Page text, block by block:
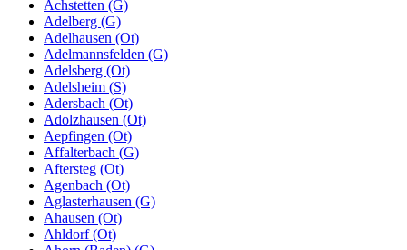
Achstetten (G)
Adelberg (G)
Adelhausen (Ot)
Adelmannsfelden (G)
Adelsberg (Ot)
Adelsheim (S)
Adersbach (Ot)
Adolzhausen (Ot)
Aepfingen (Ot)
Affalterbach (G)
Aftersteg (Ot)
Agenbach (Ot)
Aglasterhausen (G)
Ahausen (Ot)
Ahldorf (Ot)